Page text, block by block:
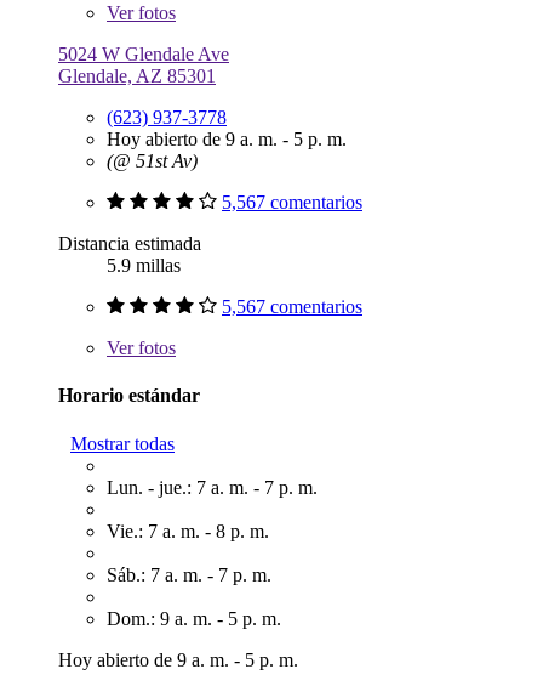
Verfotos
5024 W Glendale Ave
Glendale, AZ 85301
(623) 937-3778
Hoy abierto de 9 a. m. - 5 p. m.
(@ 51st Av)
5,567 comentarios
Distancia estimada
5.9 millas
5,567 comentarios
Verfotos
Horario estándar
Mostrar todas
Lun. - jue.: 7 a. m. - 7 p. m.
Vie.: 7 a. m. - 8 p. m.
Sáb.: 7 a. m. - 7 p. m.
Dom.: 9 a. m. - 5 p. m.
Hoy abierto de 9 a. m. - 5 p. m.